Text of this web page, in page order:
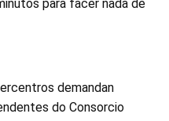
para facer nada de
demandan
do Consorcio